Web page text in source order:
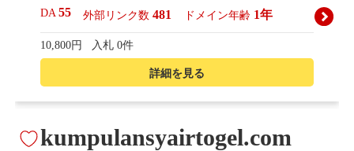
詳細を見る
DA55 外部リンク数 481 ドメイン年齢 1年
10,800円 入札 0件
kumpulansyairtogel.com